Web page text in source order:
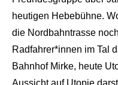
heutigen Hebebühne.
die Nordbahntrasse
Radfahrer*innen im Tal
Bahnhof Mirke, heute
Aussicht auf Utopie